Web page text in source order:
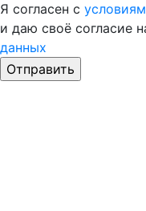
Я согласен с
и даю своё согласие
данных